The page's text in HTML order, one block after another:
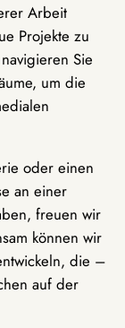
Arbeit
Projekte zu
Sie
um die
oder einen
an einer
freuen wir
können wir
die –
auf der